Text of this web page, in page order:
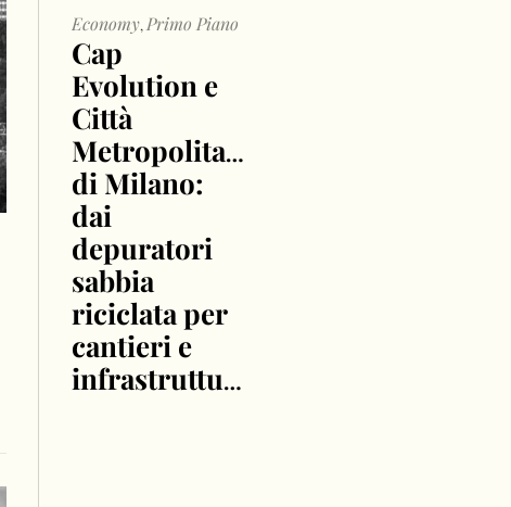
Cap
Evolution e
Città
Metropolitana
di Milano:
dai
depuratori
sabbia
riciclata per
cantieri e
infrastrutture
Economy, Primo Piano